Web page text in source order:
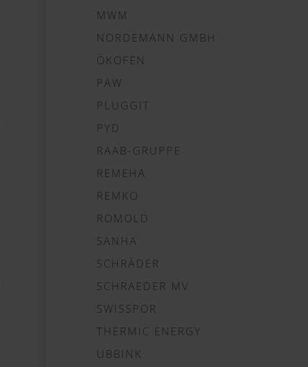
MWM
NORDEMANN GMBH
ÖKOFEN
PAW
PLUGGIT
PYD
RAAB-GRUPPE
REMEHA
REMKO
ROMOLD
SANHA
SCHRÄDER
SCHRAEDER MV
SWISSPOR
THERMIC ENERGY
UBBINK